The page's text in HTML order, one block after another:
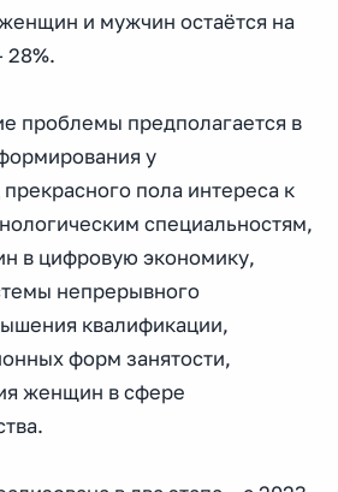
и мужчин остаётся на
28%.
проблемы предполагается в
у
пола интереса к
специальностям,
в цифровую экономику,
непрерывного
квалификации,
форм занятости,
женщин в сфере